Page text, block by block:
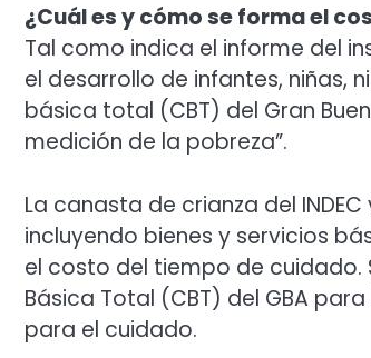
¿Cuál es y cómo se forma el
Tal como indica el informe del
el desarrollo de infantes, niñas,
básica total (CBT) del Gran
medición de la pobreza”.
La canasta de crianza del
incluyendo bienes y servicios
el costo del tiempo de cuidado.
Básica Total (CBT) del GBA
para el cuidado.